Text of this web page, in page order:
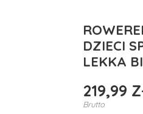
DZIECI
LEKKA
219,99
Brutto